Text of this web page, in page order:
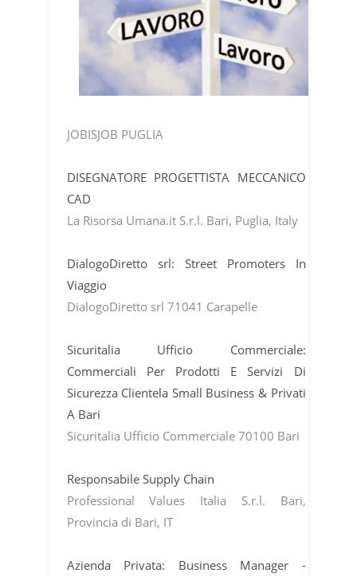
JOBISJOB PUGLIA
DISEGNATORE PROGETTISTA MECCANICO
CAD
La Risorsa Umana.it S.r.l. Bari, Puglia, Italy
DialogoDiretto srl: Street Promoters In
Viaggio
DialogoDiretto srl 71041 Carapelle
Sicuritalia Ufficio Commerciale:
Commerciali Per Prodotti E Servizi Di
Sicurezza Clientela Small Business & Privati
A Bari
Sicuritalia Ufficio Commerciale 70100 Bari
Responsabile Supply Chain
Professional Values Italia S.r.l. Bari,
Provincia di Bari, IT
Azienda Privata: Business Manager -